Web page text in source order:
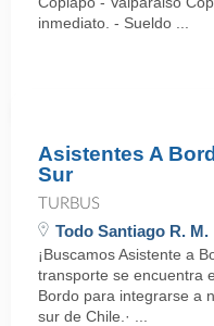
inmediato. - Sueldo ...
Asistentes A
Sur
TURBUS
Todo Santiago R. M.
¡Buscamos Asistente a
transporte se encuentra
Bordo para integrarse a
sur de Chile.· ...